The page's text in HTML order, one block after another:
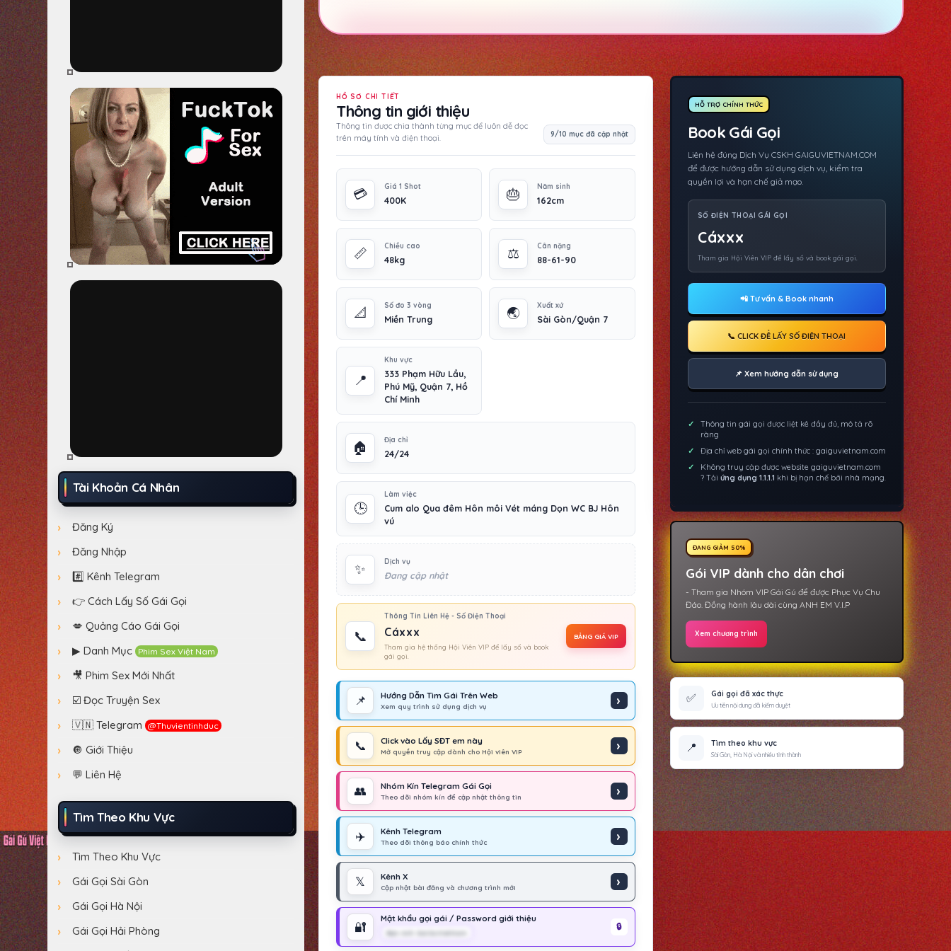
HỒ SƠ CHI TIẾT
Thông tin giới thiệu
Thông tin được chia thành từng mục để luôn dễ đọc
trên máy tính và điện thoại.
9/10 mục đã cập nhật
💳 Giá 1 Shot
400K 🎂 Năm sinh
162cm
📏 Chiều cao
48kg ⚖️ Cân nặng
88-61-90
📐 Số đo 3 vòng
Miền Trung 🌏 Xuất xứ
Sài Gòn/Quận 7
📍
Khu vực
333 Phạm Hữu Lầu,
Phú Mỹ, Quận 7, Hồ
Chí Minh
🏠 Địa chỉ
24/24
🕒
Làm việc
Cum alo Qua đêm Hôn môi Vét máng Dọn WC BJ Hôn
vú
✨ Dịch vụ
Đang cập nhật
📞
Thông Tin Liên Hệ - Số Điện Thoại
Cáxxx
Tham gia hệ thống Hội Viên VIP để lấy số và book
gái gọi.
BẢNG GIÁ VIP
📌 Hướng Dẫn Tìm Gái Trên Web
Xem quy trình sử dụng dịch vụ
📞 Click vào Lấy SĐT em này
Mở quyền truy cập dành cho Hội viên VIP
👥 Nhóm Kín Telegram Gái Gọi
Theo dõi nhóm kín để cập nhật thông tin
✈️ Kênh Telegram
Theo dõi thông báo chính thức
𝕏 Kênh X
Cập nhật bài đăng và chương trình mới
🔐
Mật khẩu gọi gái / Password giới thiệu
Bạn Anh GaiGuVietNam
HỖ TRỢ CHÍNH THỨC
Book Gái Gọi
Liên hệ đúng Dịch Vụ CSKH GAIGUVIETNAM.COM
để được hướng dẫn sử dụng dịch vụ, kiểm tra
quyền lợi và hạn chế giả mạo.
SỐ ĐIỆN THOẠI GÁI GỌI
Cáxxx
Tham gia Hội Viên VIP để lấy số và book gái gọi.
📲 Tư vấn & Book nhanh
📞 CLICK ĐỂ LẤY SỐ ĐIỆN THOẠI
📌 Xem hướng dẫn sử dụng
Thông tin gái gọi được liệt kê đầy đủ, mô tả rõ
ràng
Địa chỉ web gái gọi chính thức : gaiguvietnam.com
Không truy cập được website gaiguvietnam.com
? Tải ứng dụng 1.1.1.1 khi bị hạn chế bởi nhà mạng.
ĐANG GIẢM 50%
Gói VIP dành cho dân chơi
- Tham gia Nhóm VIP Gái Gú để được Phục Vụ Chu
Đáo. Đồng hành lâu dài cùng ANH EM V.I.P
Xem chương trình
✅ Gái gọi đã xác thực
Ưu tiên nội dung đã kiểm duyệt
📍 Tìm theo khu vực
Sài Gòn, Hà Nội và nhiều tỉnh thành
Tài Khoản Cá Nhân
Đăng Ký
Đăng Nhập
#️⃣ Kênh Telegram
👉 Cách Lấy Số Gái Gọi
💋 Quảng Cáo Gái Gọi
▶ Danh Mục Phim Sex Việt Nam
🎥 Phim Sex Mới Nhất
☑️ Đọc Truyện Sex
🇻🇳 Telegram @thuvientinhduc
🔘 Giới Thiệu
💬 Liên Hệ
Tìm Theo Khu Vực
Tìm Theo Khu Vực
Gái Gọi Sài Gòn
Gái Gọi Hà Nội
Gái Gọi Hải Phòng